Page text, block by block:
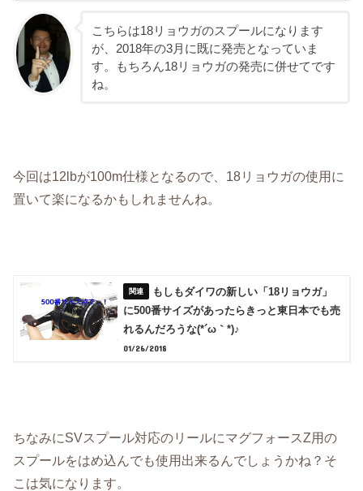
こちらは18リョウガのスプールになります
が、2018年の3月に既に発売となっていま
す。もちろん18リョウガの発売に併せてです
ね。
今回は12lbが100m仕様となるので、18リョウガの使用に
置いて楽になるかもしれませんね。
もしもダイワの新しい「18リョウガ」
に500番サイズがあったらきっと東日本でも売
れるんだろうな(*´ω｀*)♪
01/26/2018
ちなみにSVスプール対応のリールにマグフォースZ用の
スプールをはめ込んでも使用出来るんでしょうかね？そ
こは気になります。